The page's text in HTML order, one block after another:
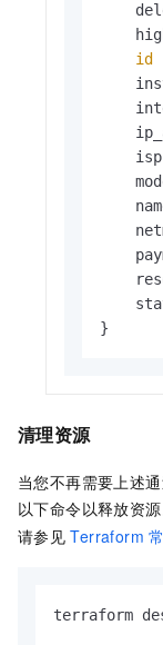
id
}
清理资源
当您不再需要上述
以下命令以释放资
请参见 Terraform
terraform